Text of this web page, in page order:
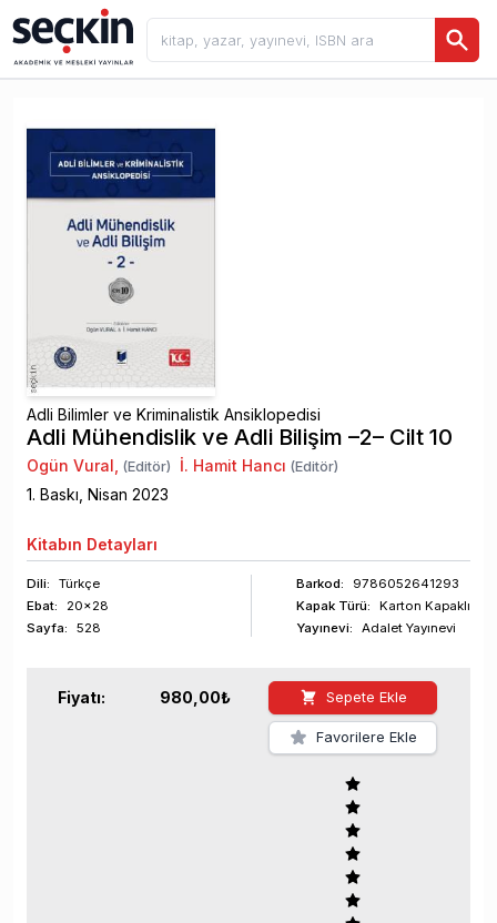
Adli Bilimler ve Kriminalistik Ansiklopedisi
Adli Mühendislik ve Adli Bilişim –2– Cilt 10
Ogün Vural, (Editör) İ. Hamit Hancı (Editör)
1. Baskı, Nisan 2023
Kitabın Detayları
Dili:
Türkçe
Ebat:
20x28
Sayfa: 528
Barkod:
9786052641293
Kapak Türü:
Karton Kapaklı
Yayınevi:
Adalet Yayınevi
Fiyatı: 980,00₺ Sepete Ekle
Favorilere Ekle